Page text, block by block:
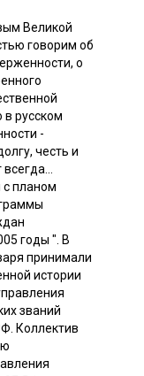
Великой
говорим об
о
в русском
-
честь и
с планом
годы ". В
принимали
истории
званий
Коллектив